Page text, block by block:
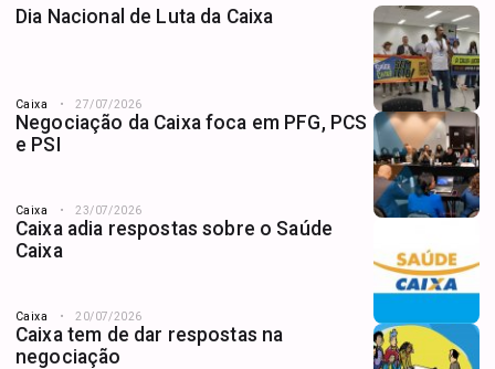
Dia Nacional de Luta da Caixa
Caixa 27/07/2026
Negociação da Caixa foca em PFG, PCS
e PSI
Caixa 23/07/2026
Caixa adia respostas sobre o Saúde
Caixa
Caixa 20/07/2026
Caixa tem de dar respostas na
negociação